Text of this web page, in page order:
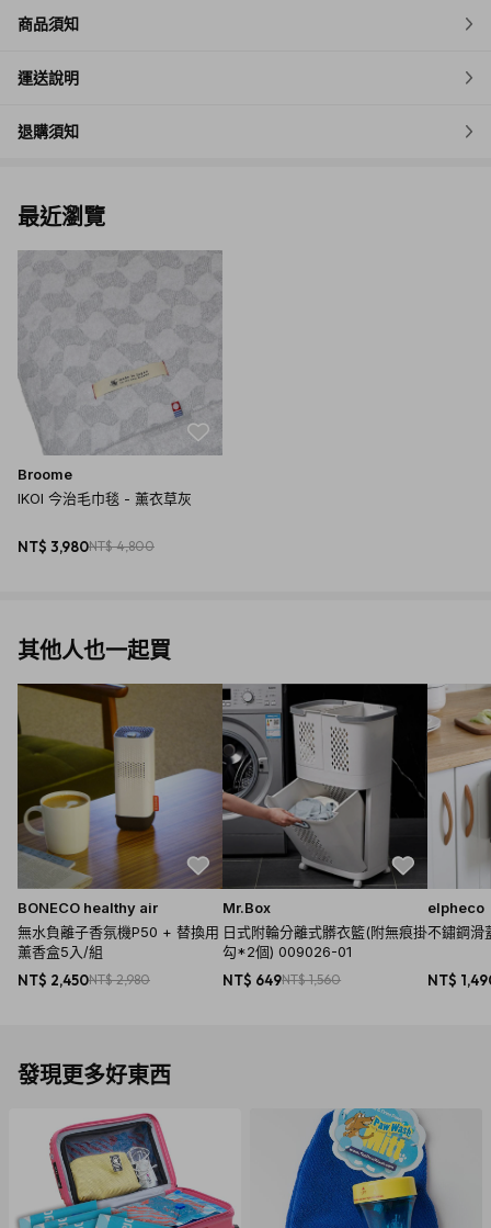
商品須知
運送說明
退購須知
最近瀏覽
Broome
IKOI 今治毛巾毯 - 薰衣草灰
NT$ 3,980NT$ 4,800
其他人也一起買
BONECO healthy air
無水負離子香氛機P50 + 替換用
薰香盒5入/組
NT$ 2,450NT$ 2,980
Mr.Box
日式附輪分離式髒衣籃(附無痕掛
勾*2個) 009026-01
NT$ 649NT$ 1,560
elpheco
不鏽鋼滑
NT$
發現更多好東西